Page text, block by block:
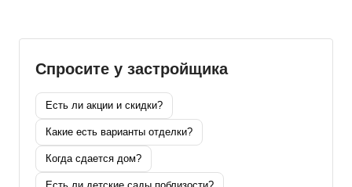
Спросите у застройщика
Есть ли акции и скидки?
Какие есть варианты отделки?
Когда сдается дом?